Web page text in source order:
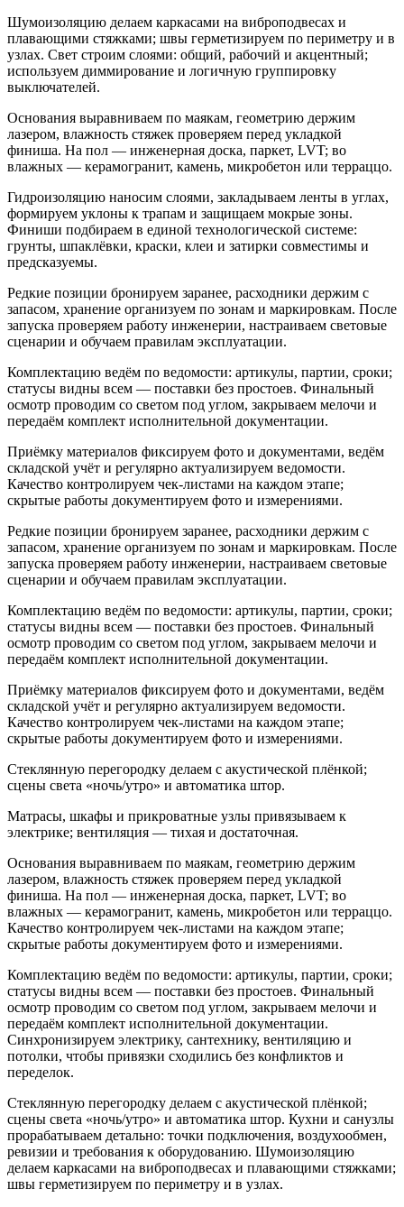
Шумоизоляцию делаем каркасами на виброподвесах и
плавающими стяжками; швы герметизируем по периметру и в
узлах. Свет строим слоями: общий, рабочий и акцентный;
используем диммирование и логичную группировку
выключателей.
Основания выравниваем по маякам, геометрию держим
лазером, влажность стяжек проверяем перед укладкой
финиша. На пол — инженерная доска, паркет, LVT; во
влажных — керамогранит, камень, микробетон или терраццо.
Гидроизоляцию наносим слоями, закладываем ленты в углах,
формируем уклоны к трапам и защищаем мокрые зоны.
Финиши подбираем в единой технологической системе:
грунты, шпаклёвки, краски, клеи и затирки совместимы и
предсказуемы.
Редкие позиции бронируем заранее, расходники держим с
запасом, хранение организуем по зонам и маркировкам. После
запуска проверяем работу инженерии, настраиваем световые
сценарии и обучаем правилам эксплуатации.
Комплектацию ведём по ведомости: артикулы, партии, сроки;
статусы видны всем — поставки без простоев. Финальный
осмотр проводим со светом под углом, закрываем мелочи и
передаём комплект исполнительной документации.
Приёмку материалов фиксируем фото и документами, ведём
складской учёт и регулярно актуализируем ведомости.
Качество контролируем чек‑листами на каждом этапе;
скрытые работы документируем фото и измерениями.
Редкие позиции бронируем заранее, расходники держим с
запасом, хранение организуем по зонам и маркировкам. После
запуска проверяем работу инженерии, настраиваем световые
сценарии и обучаем правилам эксплуатации.
Комплектацию ведём по ведомости: артикулы, партии, сроки;
статусы видны всем — поставки без простоев. Финальный
осмотр проводим со светом под углом, закрываем мелочи и
передаём комплект исполнительной документации.
Приёмку материалов фиксируем фото и документами, ведём
складской учёт и регулярно актуализируем ведомости.
Качество контролируем чек‑листами на каждом этапе;
скрытые работы документируем фото и измерениями.
Стеклянную перегородку делаем с акустической плёнкой;
сцены света «ночь/утро» и автоматика штор.
Матрасы, шкафы и прикроватные узлы привязываем к
электрике; вентиляция — тихая и достаточная.
Основания выравниваем по маякам, геометрию держим
лазером, влажность стяжек проверяем перед укладкой
финиша. На пол — инженерная доска, паркет, LVT; во
влажных — керамогранит, камень, микробетон или терраццо.
Качество контролируем чек‑листами на каждом этапе;
скрытые работы документируем фото и измерениями.
Комплектацию ведём по ведомости: артикулы, партии, сроки;
статусы видны всем — поставки без простоев. Финальный
осмотр проводим со светом под углом, закрываем мелочи и
передаём комплект исполнительной документации.
Синхронизируем электрику, сантехнику, вентиляцию и
потолки, чтобы привязки сходились без конфликтов и
переделок.
Стеклянную перегородку делаем с акустической плёнкой;
сцены света «ночь/утро» и автоматика штор. Кухни и санузлы
прорабатываем детально: точки подключения, воздухообмен,
ревизии и требования к оборудованию. Шумоизоляцию
делаем каркасами на виброподвесах и плавающими стяжками;
швы герметизируем по периметру и в узлах.